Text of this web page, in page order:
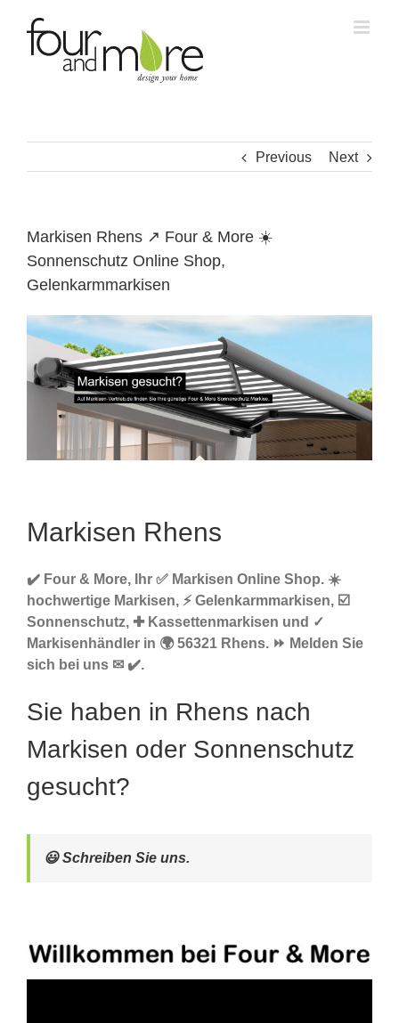
content
Previous Next
Markisen Rhens ↗️ Four & More ☀️
Sonnenschutz Online Shop,
Gelenkarmmarkisen
Markisen Rhens
✔️ Four & More, Ihr ✅ Markisen Online Shop. ☀️
hochwertige Markisen, ⚡ Gelenkarmmarkisen, ☑️
Sonnenschutz, ✚ Kassettenmarkisen und ✓
Markisenhändler in 🌍 56321 Rhens. ⏩ Melden Sie
sich bei uns ✉ ✔️.
Sie haben in Rhens nach
Markisen oder Sonnenschutz
gesucht?
😃 Schreiben Sie uns.